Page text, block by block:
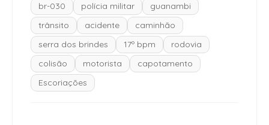
br-030 polícia militar
guanambi
trânsito
acidente
caminhão
serra dos brindes
17º bpm
rodovia
colisão
motorista
capotamento
Escoriações